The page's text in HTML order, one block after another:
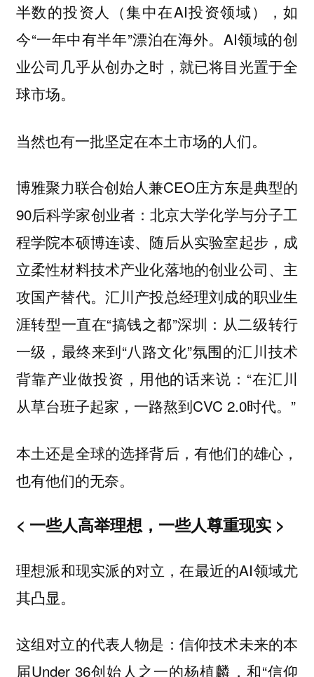
半数的投资人（集中在AI投资领域），如
今“一年中有半年”漂泊在海外。AI领域的创
业公司几乎从创办之时，就已将目光置于全
球市场。
当然也有一批坚定在本土市场的人们。
博雅聚力联合创始人兼CEO庄方东是典型的
90后科学家创业者：北京大学化学与分子工
程学院本硕博连读、随后从实验室起步，成
立柔性材料技术产业化落地的创业公司、主
攻国产替代。汇川产投总经理刘成的职业生
涯转型一直在“搞钱之都”深圳：从二级转行
一级，最终来到“八路文化”氛围的汇川技术
背靠产业做投资，用他的话来说：“在汇川
从草台班子起家，一路熬到CVC 2.0时代。”
本土还是全球的选择背后，有他们的雄心，
也有他们的无奈。
< 一些人高举理想，一些人尊重现实 >
理想派和现实派的对立，在最近的AI领域尤
其凸显。
这组对立的代表人物是：信仰技术未来的本
届Under 36创始人之一的杨植麟，和“信仰